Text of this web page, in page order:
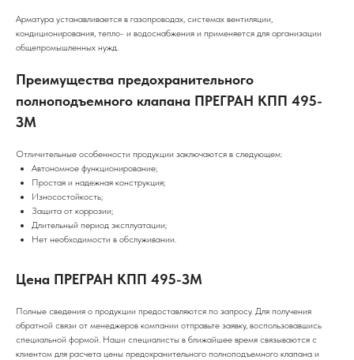
Арматура устанавливается в газопроводах, системах вентиляции,
кондиционирования, тепло- и водоснабжения и применяется для организации
общепромышленных нужд.
Преимущества предохранительного
полноподъемного клапана ПРЕГРАН КПП 495-
ЗМ
Отличительные особенности продукции заключаются в следующем:
Автономное функционирование;
Простая и надежная конструкция;
Износостойкость;
Защита от коррозии;
Длительный период эксплуатации;
Нет необходимости в обслуживании.
Цена ПРЕГРАН КПП 495-ЗМ
Полные сведения о продукции предоставляются по запросу. Для получения
обратной связи от менеджеров компании отправьте заявку, воспользовавшись
специальной формой. Наши специалисты в ближайшее время связываются с
клиентом для расчета цены предохранительного полноподъемного клапана и